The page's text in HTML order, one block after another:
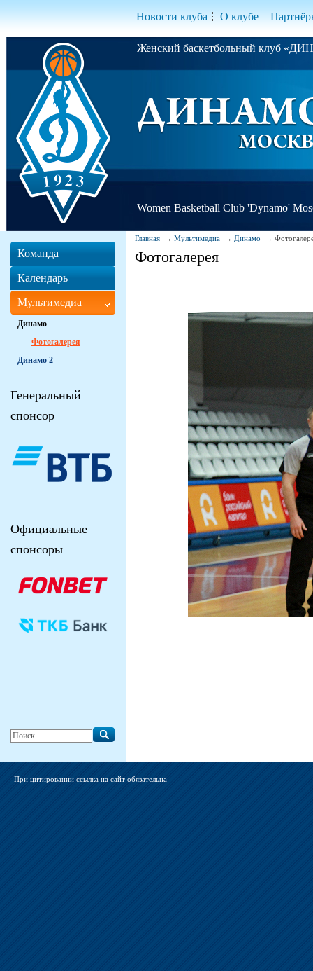
Новости клуба О клубе
Женский баскетбольный клуб
Women Basketball Club 'Dynamo'
Главная Мультимедиа Динамо
Фотогалерея
Команда
Календарь
Мультимедиа
Динамо
Фотогалерея
Динамо 2
Генеральный
спонсор
Официальные
спонсоры
При цитировании ссылка на сайт обязательна